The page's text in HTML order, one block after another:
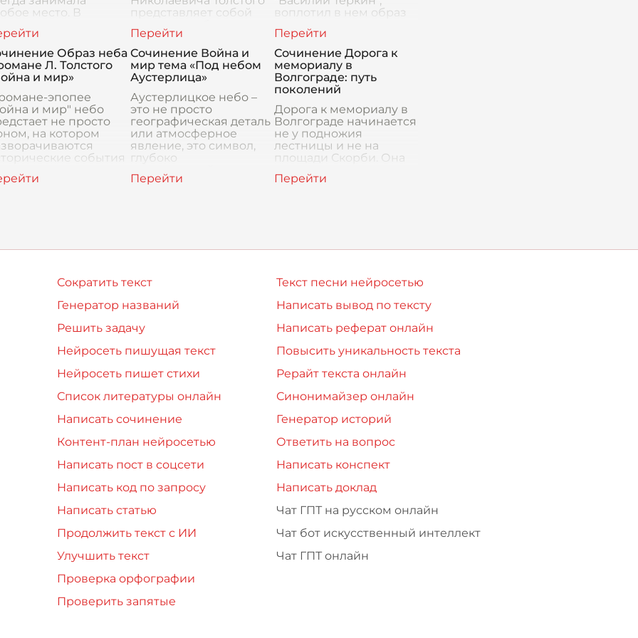
место. В
писателей
вопросы
мужества,
пере
представляет собой
сложных и
многогранных
аспектов этого
великого
произведения. Этот
воплотил в нем образ
героя, чьи достоинства
и подвиги стали
знаменем стойкости,
мужества и
Образ неба
Л. Толстого
и мир»
эпопее
и мир" небо
не просто
на котором
события
Оно становится
Сочинение Война и
мир тема «Под небом
Аустерлица»
Аустерлицкое небо –
это не просто
географическая деталь
или атмосферное
явление, это символ,
глубоко
ткани романа «Война и
Сочинение Дорога к
мемориалу в
Волгограде: путь
поколений
Дорога к мемориалу в
Волгограде начинается
не у подножия
лестницы и не на
площади Скорби. Она
того, как увидишь
Сократить текст
Генератор названий
Решить задачу
Нейросеть пишущая текст
Нейросеть пишет стихи
Список литературы онлайн
Написать сочинение
Контент-план нейросетью
Написать пост в соцсети
Написать код по запросу
Написать статью
Продолжить текст с ИИ
Улучшить текст
Проверка орфографии
Проверить запятые
Текст песни нейросетью
Написать вывод по тексту
Написать реферат онлайн
Повысить уникальность текста
Рерайт текста онлайн
Синонимайзер онлайн
Генератор историй
Ответить на вопрос
Написать конспект
Написать доклад
Чат ГПТ на русском онлайн
Чат бот искусственный интеллект
Чат ГПТ онлайн